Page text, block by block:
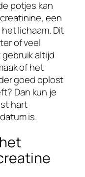
potjes kan
een
lichaam. Dit
of veel
altijd
of het
goed oplost
Dan kun je
hart
is.